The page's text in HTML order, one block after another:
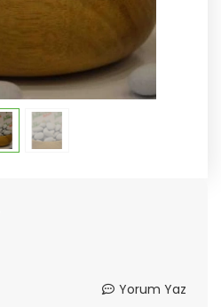
Yorum Yaz